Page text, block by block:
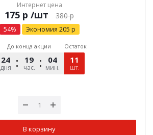
Интернет цена
р /шт 380р
54% Экономия 205 р
До конца акции
24
дня
19
час.
04
мин.
49
сек.
Остаток
11
шт.
В корзину